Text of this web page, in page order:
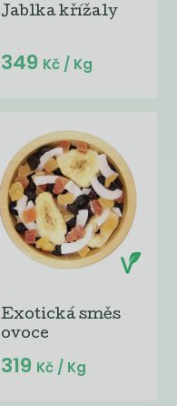
Jablka křížaly
349 Kč / Kg
Exotická směs
ovoce
319 Kč / Kg